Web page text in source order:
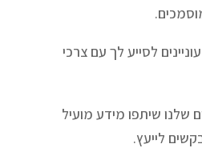
לסייע לך עם צרכי
שלנו שיתפו מידע מועיל
לייעץ.